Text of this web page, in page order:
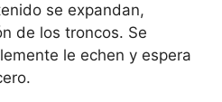
se expandan,
de los troncos. Se
le echen y espera